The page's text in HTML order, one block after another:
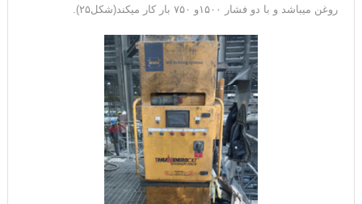
روغن میباشد و با دو فشار ۱۵۰۰و ۷۵۰ بار کار میکند(شکل۲۵).